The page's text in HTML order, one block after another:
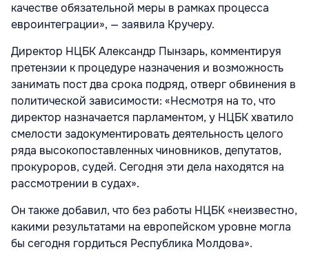
качестве обязательной меры в рамках процесса
евроинтеграции», — заявила Кручеру.
Директор НЦБК Александр Пынзарь, комментируя
претензии к процедуре назначения и возможность
занимать пост два срока подряд, отверг обвинения в
политической зависимости: «Несмотря на то, что
директор назначается парламентом, у НЦБК хватило
смелости задокументировать деятельность целого
ряда высокопоставленных чиновников, депутатов,
прокуроров, судей. Сегодня эти дела находятся на
рассмотрении в судах».
Он также добавил, что без работы НЦБК «неизвестно,
какими результатами на европейском уровне могла
бы сегодня гордиться Республика Молдова».